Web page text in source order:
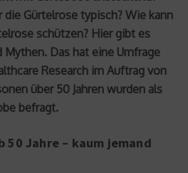
Gürtelrose typisch? Wie kann
schützen? Hier gibt es
Das hat eine Umfrage
Research im Auftrag von
über 50 Jahren wurden als
befragt.
50 Jahre – kaum jemand